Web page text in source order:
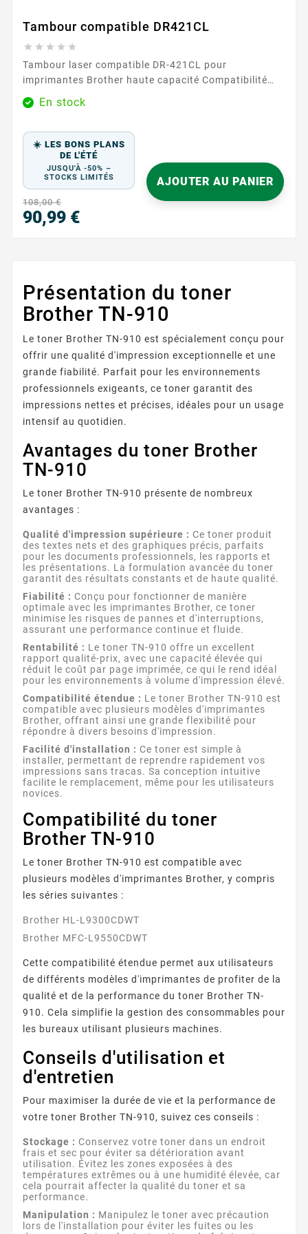
Tambour compatible DR421CL
    
Tambour laser compatible DR-421CL pour
imprimantes Brother haute capacité Compatibilité
étendue avec les imprimantes Brother
professionnelles Ce tambour compatible Brother
Brother DR-421CL. Conçu pour les environnements
professionnels exigeants, il est compatible avec une
large gamme...
En stock
☀️ LES BONS PLANS
DE L'ÉTÉ
JUSQU'À -50% –
STOCKS LIMITÉS
108,00 €
90,99 €
AJOUTER AU PANIER
Présentation du toner
Brother TN-910
Le toner Brother TN-910 est spécialement conçu pour
offrir une qualité d'impression exceptionnelle et une
grande fiabilité. Parfait pour les environnements
professionnels exigeants, ce toner garantit des
impressions nettes et précises, idéales pour un usage
intensif au quotidien.
Avantages du toner Brother
TN-910
Le toner Brother TN-910 présente de nombreux
avantages :
Qualité d'impression supérieure : Ce toner produit
des textes nets et des graphiques précis, parfaits
pour les documents professionnels, les rapports et
les présentations. La formulation avancée du toner
garantit des résultats constants et de haute qualité.
Fiabilité : Conçu pour fonctionner de manière
optimale avec les imprimantes Brother, ce toner
minimise les risques de pannes et d'interruptions,
assurant une performance continue et fluide.
Rentabilité : Le toner TN-910 offre un excellent
rapport qualité-prix, avec une capacité élevée qui
réduit le coût par page imprimée, ce qui le rend idéal
pour les environnements à volume d'impression élevé.
Compatibilité étendue : Le toner Brother TN-910 est
compatible avec plusieurs modèles d'imprimantes
Brother, offrant ainsi une grande flexibilité pour
répondre à divers besoins d'impression.
Facilité d'installation : Ce toner est simple à
installer, permettant de reprendre rapidement vos
impressions sans tracas. Sa conception intuitive
facilite le remplacement, même pour les utilisateurs
novices.
Compatibilité du toner
Brother TN-910
Le toner Brother TN-910 est compatible avec
plusieurs modèles d'imprimantes Brother, y compris
les séries suivantes :
Brother HL-L9300CDWT
Brother MFC-L9550CDWT
Cette compatibilité étendue permet aux utilisateurs
de différents modèles d'imprimantes de profiter de la
qualité et de la performance du toner Brother TN-
910. Cela simplifie la gestion des consommables pour
les bureaux utilisant plusieurs machines.
Conseils d'utilisation et
d'entretien
Pour maximiser la durée de vie et la performance de
votre toner Brother TN-910, suivez ces conseils :
Stockage : Conservez votre toner dans un endroit
frais et sec pour éviter sa détérioration avant
utilisation. Évitez les zones exposées à des
températures extrêmes ou à une humidité élevée, car
cela pourrait affecter la qualité du toner et sa
performance.
Manipulation : Manipulez le toner avec précaution
lors de l'installation pour éviter les fuites ou les